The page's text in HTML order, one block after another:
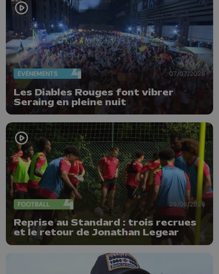
EVÈNEMENTS 07/07/2026
Les Diables Rouges font vibrer
Seraing en pleine nuit
FOOTBALL 29/06/2026
Reprise au Standard : trois recrues
et le retour de Jonathan Legear